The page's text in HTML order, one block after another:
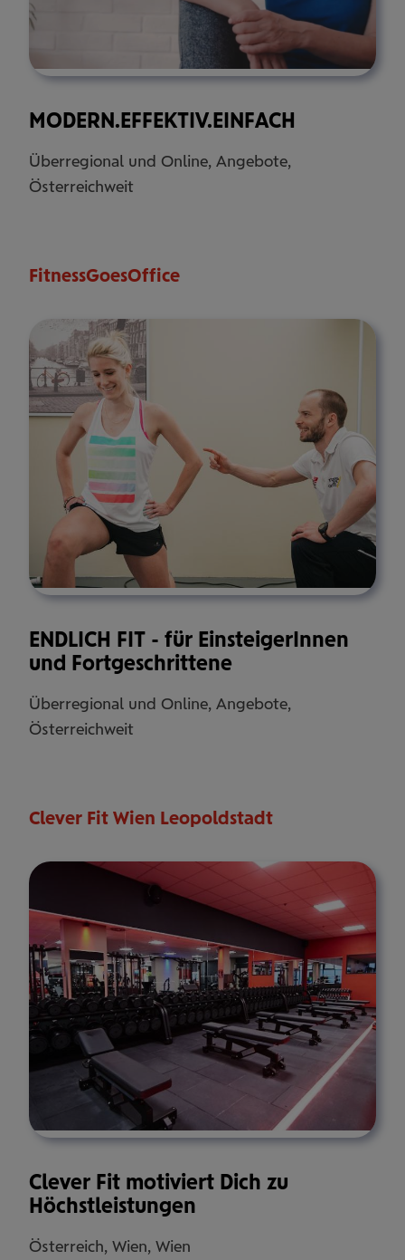
MODERN.EFFEKTIV.EINFACH
Überregional und Online, Angebote,
Österreichweit
FitnessGoesOffice
ENDLICH FIT - für EinsteigerInnen
und Fortgeschrittene
Überregional und Online, Angebote,
Österreichweit
Clever Fit Wien Leopoldstadt
Clever Fit motiviert Dich zu
Höchstleistungen
Österreich, Wien, Wien